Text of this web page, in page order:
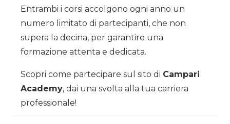
Entrambi i corsi accolgono ogni anno un
numero limitato di partecipanti, che non
supera la decina, per garantire una
formazione attenta e dedicata.
Scopri come partecipare sul sito di Campari
Academy, dai una svolta alla tua carriera
professionale!